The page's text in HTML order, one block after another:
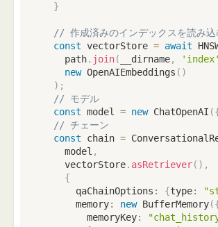
}
// 作成済みのインデックスを読み込
const vectorStore = await
    path
. join( __dirname, 'index'
new OpenAIEmbeddings ( )
) ;
// モデル
const model = new ChatOpenAI (
// チェーン
const chain =
    model
,
    vectorStore
. asRetriever( ) ,
{
      qaChainOptions
: {type:
      memory
: new BufferMemory(
        memoryKey
: